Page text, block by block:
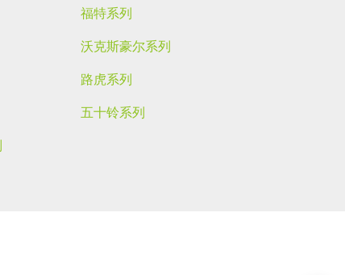
福特系列
沃克斯豪尔系列
路虎系列
五十铃系列